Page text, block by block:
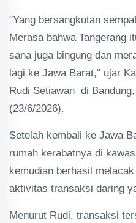
"Yang bersangkutan
Merasa bahwa Tangerang
sana juga bingung dan
lagi ke Jawa Barat," ujar
Rudi Setiawan di
(23/6/2026).
Setelah kembali ke Jawa
rumah kerabatnya di
kemudian berhasil
aktivitas transaksi daring
Menurut Rudi, transaksi